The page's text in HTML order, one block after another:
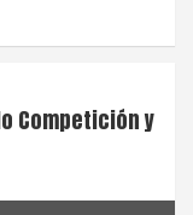
Competición y